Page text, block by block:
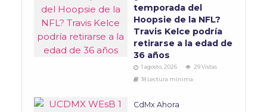
temporada del
Hoopsie de la NFL?
Travis Kelce podría
retirarse a la edad de
36 años
1 agosto, 2026
29 Vistas
18 Lectura mínima
CdMx Ahora